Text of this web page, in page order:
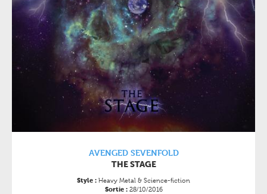
AVENGED SEVENFOLD
THE STAGE
Style : Heavy Metal & Science-fiction
Sortie :28/10/2016